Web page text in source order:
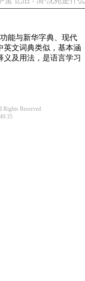
能与新华字典、现代
英文词典类似，基本涵
义及用法，是语言学习
Reserved